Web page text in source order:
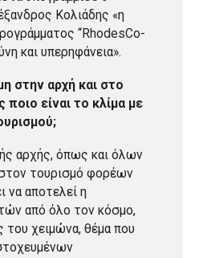
Κολιάδης «η
“RhodesCo-
και υπερηφάνεια».
στην αρχή και στο
είναι το κλίμα με
αρχής, όπως και όλων
τουρισμό φορέων
να αποτελεί η
από όλο τον κόσμο,
του χειμώνα, θέμα που